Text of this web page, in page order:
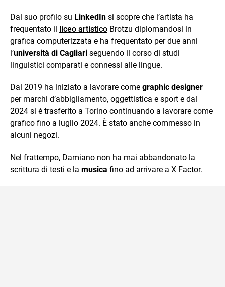
Dal suo profilo su LinkedIn si scopre che l’artista ha
frequentato il liceo artistico Brotzu diplomandosi in
grafica computerizzata e ha frequentato per due anni
l’università di Cagliari seguendo il corso di studi
linguistici comparati e connessi alle lingue.
Dal 2019 ha iniziato a lavorare come graphic designer
per marchi d’abbigliamento, oggettistica e sport e dal
2024 si è trasferito a Torino continuando a lavorare come
grafico fino a luglio 2024. È stato anche commesso in
alcuni negozi.
Nel frattempo, Damiano non ha mai abbandonato la
scrittura di testi e la musica fino ad arrivare a X Factor.